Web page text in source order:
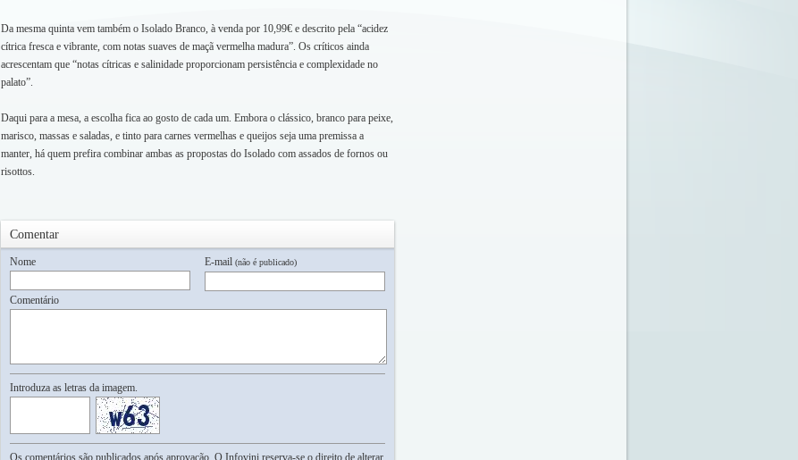
Da mesma quinta vem também o Isolado Branco, à venda por 10,99€ e descrito pela “acidez
cítrica fresca e vibrante, com notas suaves de maçã vermelha madura”. Os críticos ainda
acrescentam que “notas cítricas e salinidade proporcionam persistência e complexidade no
palato”.
Daqui para a mesa, a escolha fica ao gosto de cada um. Embora o clássico, branco para peixe,
marisco, massas e saladas, e tinto para carnes vermelhas e queijos seja uma premissa a
manter, há quem prefira combinar ambas as propostas do Isolado com assados de fornos ou
risottos.
Comentar
Nome E-mail (não é publicado)
Comentário
Introduza as letras da imagem.
Os comentários são publicados após aprovação. O Infovini reserva-se o direito de alterar